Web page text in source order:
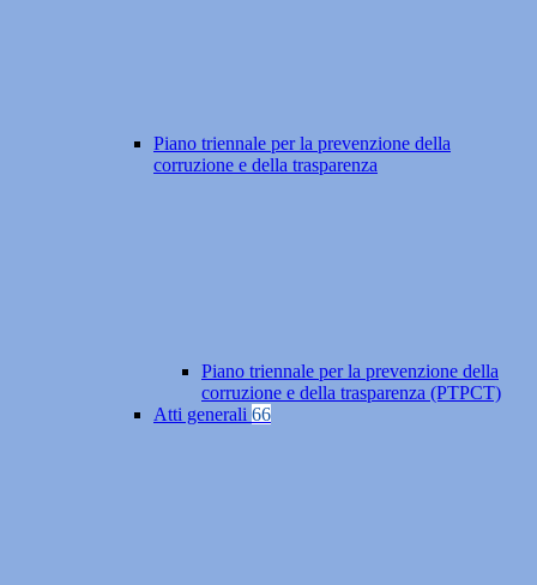
Piano triennale per la prevenzione della
corruzione e della trasparenza
Piano triennale per la prevenzione della
corruzione e della trasparenza (PTPCT)
Atti generali 66